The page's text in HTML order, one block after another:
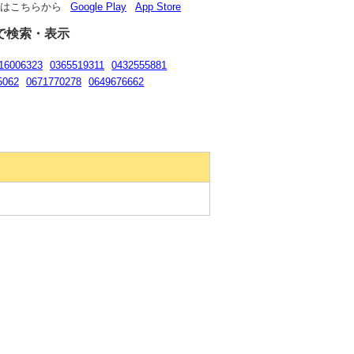
こちらから Google Play App Store
検索・表示
0365519311
0432555881
0671770278 0649676662